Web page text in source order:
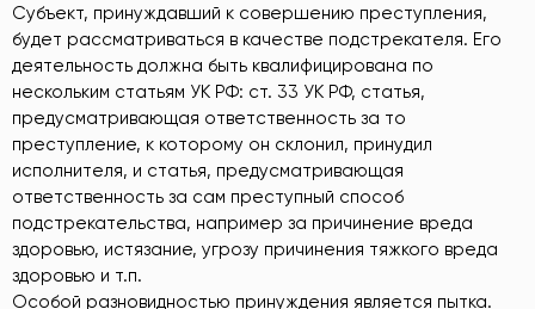
Субъект, принуждавший к совершению преступления,
будет рассматриваться в качестве подстрекателя. Его
деятельность должна быть квалифицирована по
нескольким статьям УК РФ: ст. 33 УК РФ, статья,
предусматривающая ответственность за то
преступление, к которому он склонил, принудил
исполнителя, и статья, предусматривающая
ответственность за сам преступный способ
подстрекательства, например за причинение вреда
здоровью, истязание, угрозу причинения тяжкого вреда
здоровью и т.п.
Особой разновидностью принуждения является пытка.